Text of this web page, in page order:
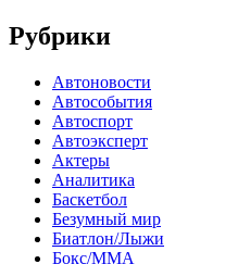
Рубрики
Автоновости
Автособытия
Автоспорт
Автоэксперт
Актеры
Аналитика
Баскетбол
Безумный мир
Биатлон/Лыжи
Бокс/MMA